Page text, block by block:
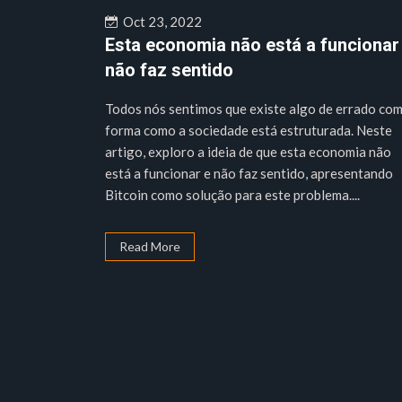
Oct 23, 2022
Esta economia não está a
não faz sentido
Todos nós sentimos que existe algo de errado
forma como a sociedade está estruturada. Neste
artigo, exploro a ideia de que esta economia não
está a funcionar e não faz sentido, apresentando
Bitcoin como solução para este problema....
Read More